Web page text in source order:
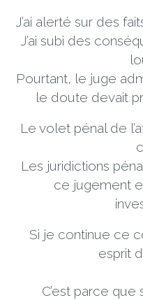
J’ai alerté sur des
J’ai subi des
Pourtant, le juge
le doute devait
Le volet pénal de
Les juridictions
ce jugement
Si je continue ce
esprit
C’est parce